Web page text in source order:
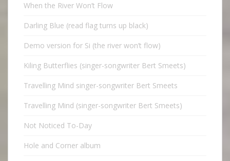
When the River Won’t Flow
Darling Blue (read flag turns up black)
Demo version for Si (the river won’t flow)
Kiling Butterflies (singer-songwriter Bert Smeets)
Travelling Mind singer-songwriter Bert Smeets
Travelling Mind (singer-songwriter Bert Smeets)
Not Noticed To-Day
Hole and Corner album